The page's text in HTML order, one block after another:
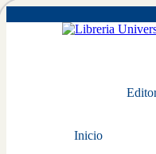
Inicio